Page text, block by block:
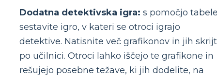
Dodatna detektivska igra: s pomočjo
sestavite igro, v kateri se otroci igrajo
detektive. Natisnite več grafikonov in jih
po učilnici. Otroci lahko iščejo te grafikone in
rešujejo posebne težave, ki jih dodelite, na